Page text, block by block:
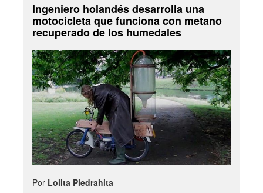
Ingeniero holandés desarrolla una
motocicleta que funciona con metano
recuperado de los humedales
Por Lolita Piedrahita